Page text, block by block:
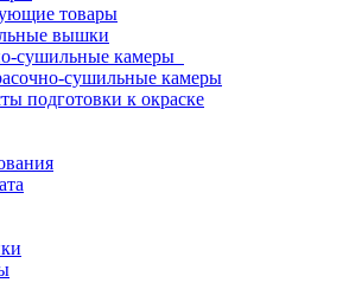
товары
вышки
сушильные камеры
сушильные камеры
подготовки к окраске